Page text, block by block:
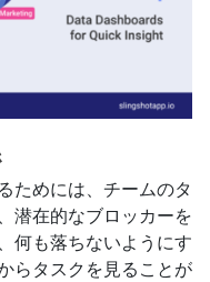
ためには、チームのタ
潜在的なブロッカーを
何も落ちないようにす
らタスクを見ることが